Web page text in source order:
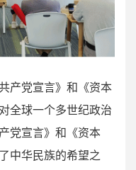
产党宣言》和《资本
全球一个多世纪政治
党宣言》和《资本
中华民族的希望之